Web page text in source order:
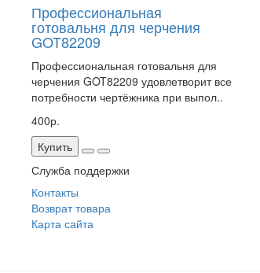
Профессиональная
готовальня для черчения
GOT82209
Профессиональная готовальня для
черчения GOT82209 удовлетворит все
потребности чертёжника при выпол..
400р.
Купить
Служба поддержки
Контакты
Возврат товара
Карта сайта